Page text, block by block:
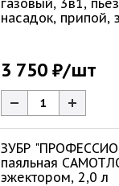
газовый, 3в1,
насадок, припой,
3 750 ₽/шт
ЗУБР
паяльная
эжектором, 2,0 л